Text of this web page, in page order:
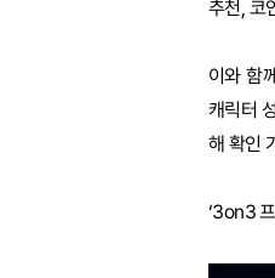
추천, 코
이와 함
캐릭터
해 확인
‘3on3